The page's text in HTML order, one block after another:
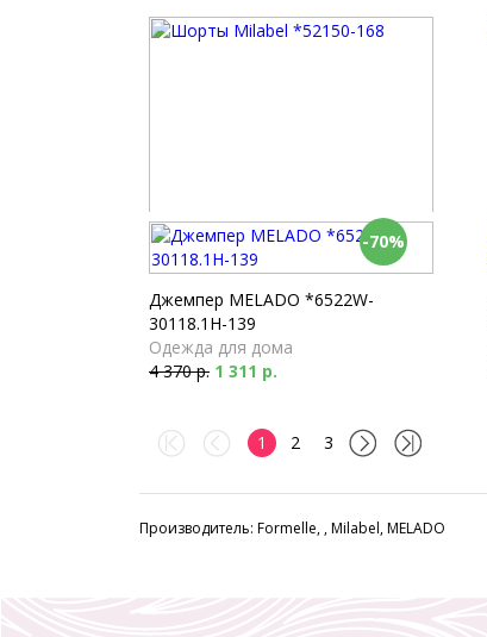
Шорты Milabel *52150-168
Пижамы
2 610 р.
-70%
Джемпер MELADO *6522W-
30118.1H-139
Одежда для дома
4 370 р. 1 311 р.
1 2 3
Производитель: Formelle, , Milabel, MELADO